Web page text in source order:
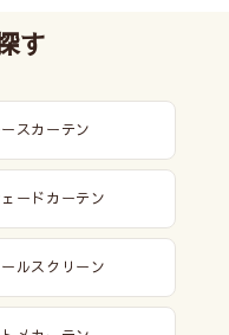
す
ースカーテン
ードカーテン
ールスクリーン